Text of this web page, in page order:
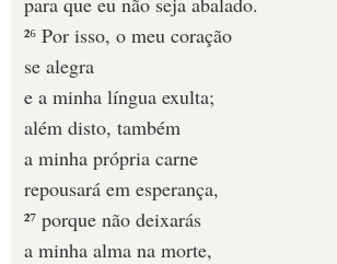
²⁶ Por isso, o meu coração
se alegra
e a minha língua exulta;
além disto, também
a minha própria carne
repousará em esperança,
²⁷ porque não deixarás
a minha alma na morte,